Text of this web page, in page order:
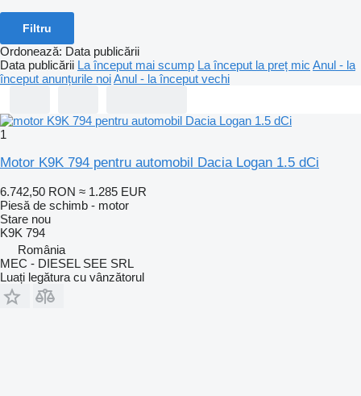
Filtru
Ordonează: Data publicării
Data publicării La început mai scump La început la preț mic Anul - la
început anunțurile noiAnul - la început vechi
1
Motor K9K 794 pentru automobil Dacia Logan 1.5 dCi
6.742,50 RON ≈ 1.285 EUR
Piesă de schimb - motor
Stare nou
K9K 794
România
MEC - DIESEL SEE SRL
Luați legătura cu vânzătorul